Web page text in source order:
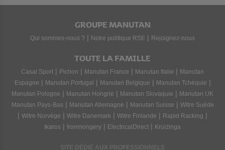
GROUPE MANUTAN
Qui sommes-nous ? | Notre politique RSE | Rejoignez-nous
TOUTE LA FAMILLE
Casal Sport | Pichon | Manutan France | Manutan Italie | Manutan
Espagne | Manutan Portugal | Manutan Belgique | Manutan Tchéquie |
Manutan Pologne | Manutan Hongrie | Manutan Slovaquie | Manutan UK
Manutan Pays-Bas | Manutan Allemagne | Manutan Suisse | Witre Suède
| Witre Norvège | Witre Danemark | Witre Finlande | Rapid Racking |
Ikaros | Ironmongery | ElectricalDirect | Kruizinga
SITE DÉDIÉ AUX PROFESSIONNELS